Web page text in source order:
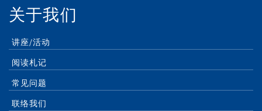
关于我们
讲座/活动
阅读札记
常见问题
联络我们